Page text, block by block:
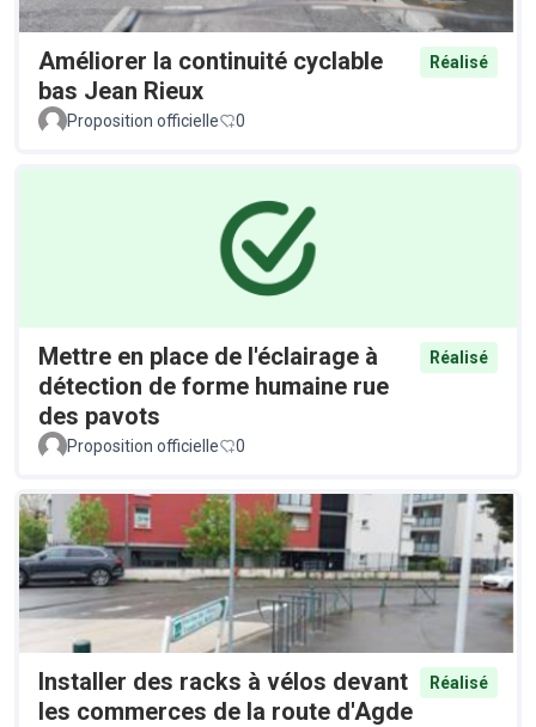
Améliorer la continuité cyclable
bas Jean Rieux
Réalisé
Proposition officielle 0
Mettre en place de l'éclairage à
détection de forme humaine rue
des pavots
Réalisé
Proposition officielle 0
Installer des racks à vélos devant
les commerces de la route d'Agde
Réalisé